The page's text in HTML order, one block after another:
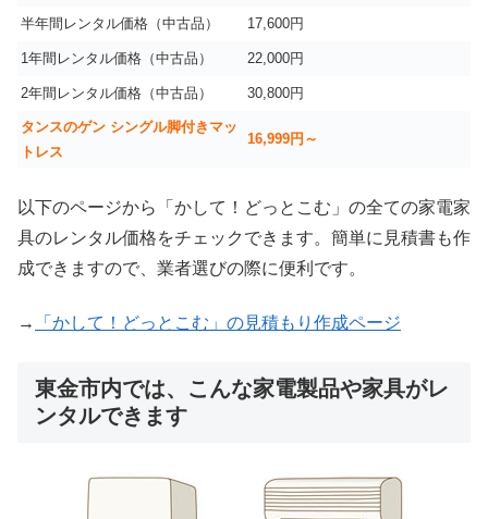
半年間レンタル価格（中古品） 17,600円
1年間レンタル価格（中古品） 22,000円
2年間レンタル価格（中古品） 30,800円
タンスのゲン シングル脚付きマッ
トレス
16,999円～
以下のページから「かして！どっとこむ」の全ての家電家
具のレンタル価格をチェックできます。簡単に見積書も作
成できますので、業者選びの際に便利です。
→ 「かして！どっとこむ」の見積もり作成ページ
東金市内では、こんな家電製品や家具がレ
ンタルできます